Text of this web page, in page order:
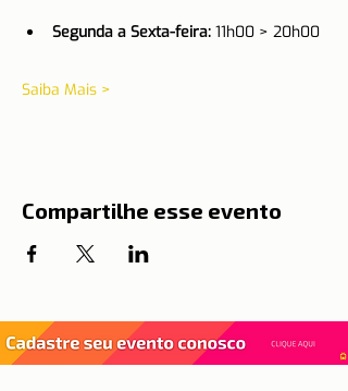
Segunda a Sexta-feira: 11h00 > 20h00
Saiba Mais >
Compartilhe esse evento